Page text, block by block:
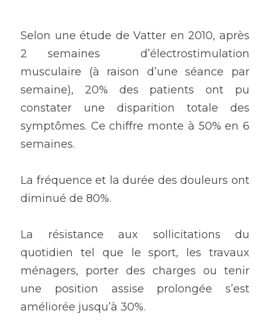
Selon une étude de Vatter en 2010, après
2 semaines  d’électrostimulation
musculaire (à raison d’une séance par
semaine), 20% des patients ont pu
constater une disparition totale des
symptômes. Ce chiffre monte à 50% en 6
semaines.
La fréquence et la durée des douleurs ont
diminué de 80%.
La résistance aux sollicitations du
quotidien tel que le sport, les travaux
ménagers, porter des charges ou tenir
une position assise prolongée s’est
améliorée jusqu’à 30%.